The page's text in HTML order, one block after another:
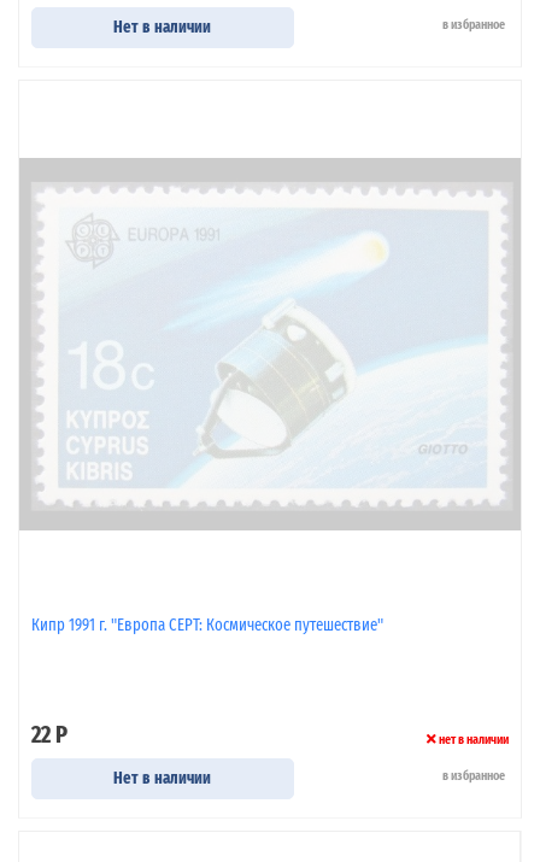
Нет в наличии в избранное
Кипр 1991 г. "Европа CEPT: Космическое путешествие"
22 Р нет в наличии
Нет в наличии в избранное